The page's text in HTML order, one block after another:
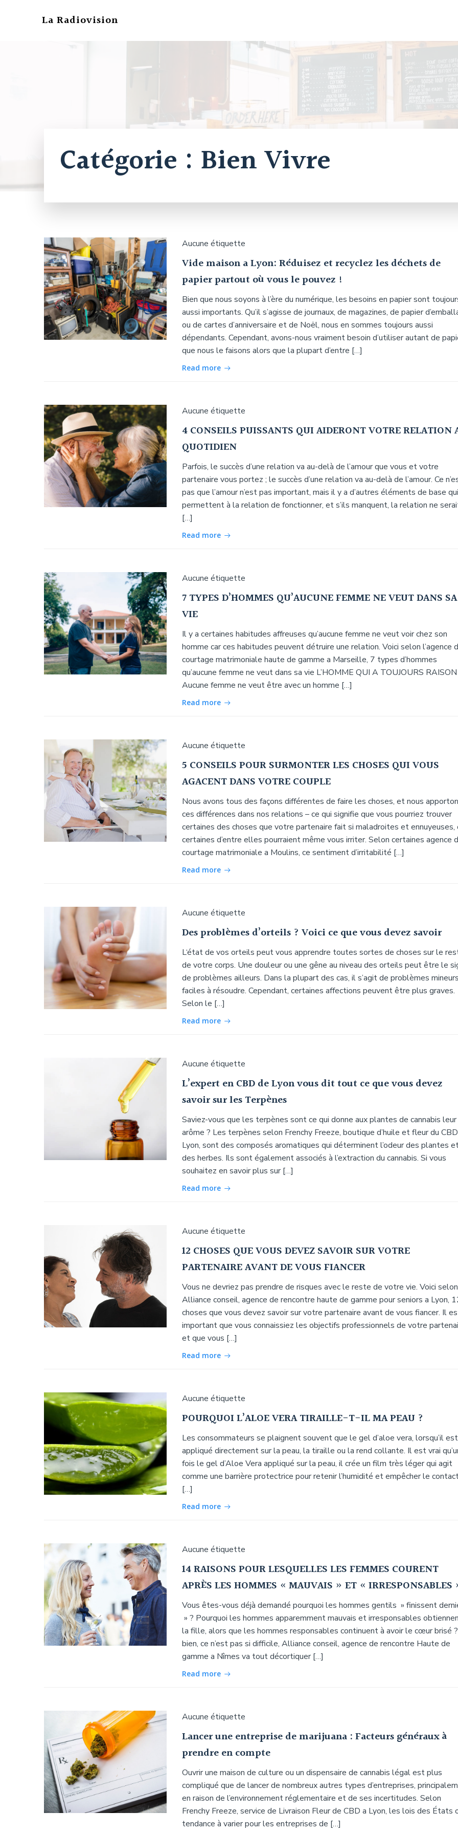
La Radiovision
Catégorie : Bien Vivre
Aucune étiquette
Vide maison a Lyon: Réduisez et recyclez les déchets de
papier partout où vous le pouvez !
Bien que nous soyons à l’ère du numérique, les besoins en papier sont
aussi importants. Qu’il s’agisse de journaux, de magazines, de papier
ou de cartes d’anniversaire et de Noël, nous en sommes toujours aussi
dépendants. Cependant, avons-nous vraiment besoin d’utiliser autant de
que nous le faisons alors que la plupart d’entre […]
Read more
Aucune étiquette
4 CONSEILS PUISSANTS QUI AIDERONT VOTRE RELATION
QUOTIDIEN
Parfois, le succès d’une relation va au-delà de l’amour que vous et votre
partenaire vous portez ; le succès d’une relation va au-delà de l’amour. Ce
pas que l’amour n’est pas important, mais il y a d’autres éléments de base qui
permettent à la relation de fonctionner, et s’ils manquent, la relation ne
[…]
Read more
Aucune étiquette
7 TYPES D’HOMMES QU’AUCUNE FEMME NE VEUT DANS SA
VIE
Il y a certaines habitudes affreuses qu’aucune femme ne veut voir chez son
homme car ces habitudes peuvent détruire une relation. Voici selon l’agence
courtage matrimoniale haute de gamme a Marseille, 7 types d’hommes
qu’aucune femme ne veut dans sa vie L’HOMME QUI A TOUJOURS RAISON
Aucune femme ne veut être avec un homme […]
Read more
Aucune étiquette
5 CONSEILS POUR SURMONTER LES CHOSES QUI VOUS
AGACENT DANS VOTRE COUPLE
Nous avons tous des façons différentes de faire les choses, et nous
ces différences dans nos relations – ce qui signifie que vous pourriez trouver
certaines des choses que votre partenaire fait si maladroites et
certaines d’entre elles pourraient même vous irriter. Selon certaines agence
courtage matrimoniale a Moulins, ce sentiment d’irritabilité […]
Read more
Aucune étiquette
Des problèmes d’orteils ? Voici ce que vous devez savoir
L‘état de vos orteils peut vous apprendre toutes sortes de choses sur le
de votre corps. Une douleur ou une gêne au niveau des orteils peut être le
de problèmes ailleurs. Dans la plupart des cas, il s’agit de problèmes mineurs
faciles à résoudre. Cependant, certaines affections peuvent être plus graves.
Selon le […]
Read more
Aucune étiquette
L’expert en CBD de Lyon vous dit tout ce que vous devez
savoir sur les Terpènes
Saviez-vous que les terpènes sont ce qui donne aux plantes de cannabis leur
arôme ? Les terpènes selon Frenchy Freeze, boutique d’huile et fleur du
Lyon, sont des composés aromatiques qui déterminent l’odeur des plantes
des herbes. Ils sont également associés à l’extraction du cannabis. Si vous
souhaitez en savoir plus sur […]
Read more
Aucune étiquette
12 CHOSES QUE VOUS DEVEZ SAVOIR SUR VOTRE
PARTENAIRE AVANT DE VOUS FIANCER
Vous ne devriez pas prendre de risques avec le reste de votre vie. Voici selon
Alliance conseil, agence de rencontre haute de gamme pour seniors a Lyon,
choses que vous devez savoir sur votre partenaire avant de vous fiancer. Il
important que vous connaissiez les objectifs professionnels de votre
et que vous […]
Read more
Aucune étiquette
POURQUOI L’ALOE VERA TIRAILLE-T-IL MA PEAU ?
Les consommateurs se plaignent souvent que le gel d’aloe vera, lorsqu’il est
appliqué directement sur la peau, la tiraille ou la rend collante. Il est vrai
fois le gel d’Aloe Vera appliqué sur la peau, il crée un film très léger qui agit
comme une barrière protectrice pour retenir l’humidité et empêcher le
[…]
Read more
Aucune étiquette
14 RAISONS POUR LESQUELLES LES FEMMES COURENT
APRÈS LES HOMMES « MAUVAIS » ET « IRRESPONSABLES
Vous êtes-vous déjà demandé pourquoi les hommes gentils » finissent
» ? Pourquoi les hommes apparemment mauvais et irresponsables
la fille, alors que les hommes responsables continuent à avoir le cœur brisé
bien, ce n’est pas si difficile, Alliance conseil, agence de rencontre Haute de
gamme a Nîmes va tout décortiquer […]
Read more
Aucune étiquette
Lancer une entreprise de marijuana : Facteurs généraux à
prendre en compte
Ouvrir une maison de culture ou un dispensaire de cannabis légal est plus
compliqué que de lancer de nombreux autres types d’entreprises,
en raison de l’environnement réglementaire et de ses incertitudes. Selon
Frenchy Freeze, service de Livraison Fleur de CBD a Lyon, les lois des États
tendance à varier pour les entreprises de […]